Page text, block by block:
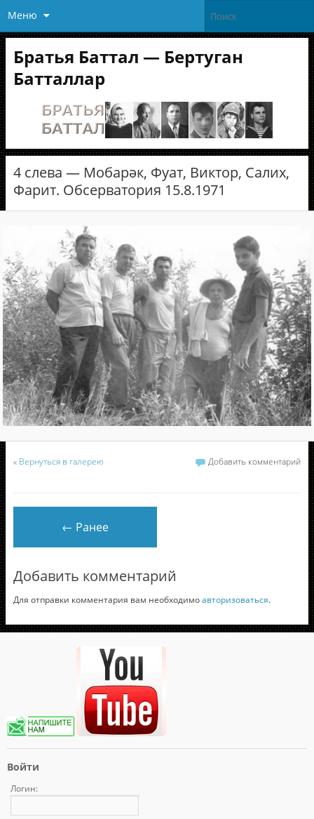
Меню
Братья Баттал — Бертуган
Батталлар
4 слева — Мобарәк, Фуат, Виктор, Салих,
Фарит. Обсерватория 15.8.1971
« Вернуться в галерею Добавить комментарий
← Ранее
Добавить комментарий
Для отправки комментария вам необходимоавторизоваться.
Войти
Логин: